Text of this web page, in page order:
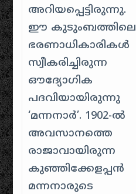
അറിയപ്പെട്ടിരുന്നു.
ഈ കുടുംബത്തിലെ
ഭരണാധികാരികൾ
സ്വീകരിച്ചിരുന്ന
ഔദ്യോഗിക
പദവിയായിരുന്നു
‘മന്നനാർ’. 1902-ൽ
അവസാനത്തെ
രാജാവായിരുന്ന
കുഞ്ഞിക്കേളപ്പൻ
മന്നനാരുടെ